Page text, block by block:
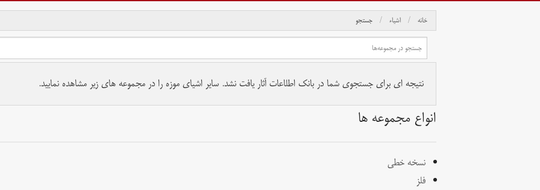
خانه اشیاء جستجو
نتیجه ای برای جستجوی شما در بانک اطلاعات آثار یافت نشد. سایر اشیای موزه را در مجموعه های زیر مشاهده نمایید.
انواع مجموعه ها
نسخه خطی
فلز
تمام حقوق برای موسسه کتابخانه و موزه ملی ملک محفوظ است.